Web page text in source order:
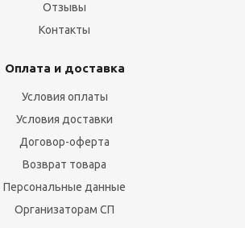
Отзывы
Контакты
Оплата и доставка
Условия оплаты
Условия доставки
Договор-оферта
Возврат товара
Персональные данные
Организаторам СП